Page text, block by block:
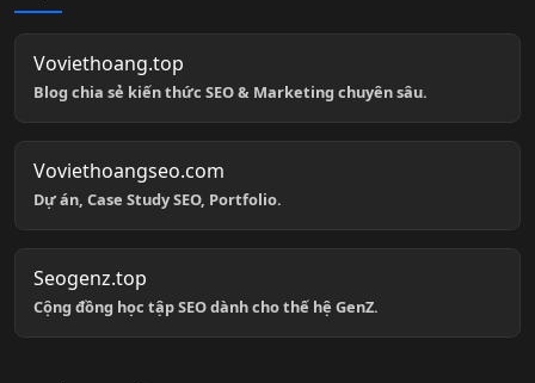
Voviethoang.top
Blog chia sẻ kiến thức SEO & Marketing chuyên sâu.
Voviethoangseo.com
Dự án, Case Study SEO, Portfolio.
Seogenz.top
Cộng đồng học tập SEO dành cho thế hệ GenZ.